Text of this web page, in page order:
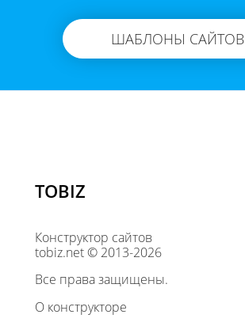
ШАБЛОНЫ САЙТОВ
TOBIZ
Конструктор сайтов
tobiz.net © 2013-2026
Все права защищены.
О конструкторе